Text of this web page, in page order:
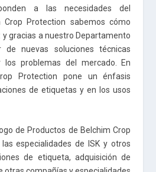
a las necesidades del
Crop Protection sabemos cómo
gracias a nuestro Departamento
de nuevas soluciones técnicas
los problemas del mercado. En
Protection pone un énfasis
de etiquetas y en los usos
de Productos de Belchim Crop
especialidades de ISK y otros
de etiqueta, adquisición de